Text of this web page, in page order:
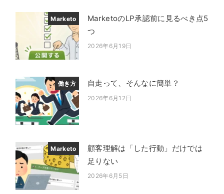
Marketo
MarketoのLP承認前に見るべき点5
つ
投稿日
2026年6月19日
働き方 自走って、そんなに簡単？
投稿日
2026年6月12日
Marketo
顧客理解は「した行動」だけでは
足りない
投稿日
2026年6月5日